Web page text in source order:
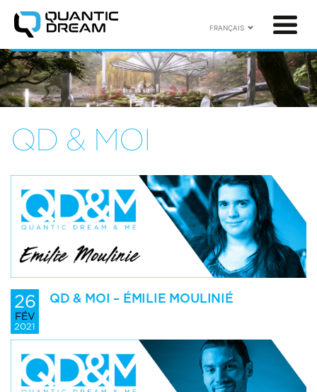
FRANÇAIS
QD & MOI
26
FÉV
2021
QD & MOI – ÉMILIE MOULINIÉ